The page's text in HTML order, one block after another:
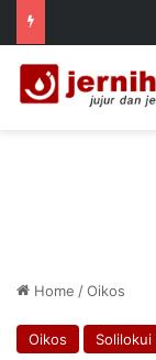
Home /Oikos
Oikos Solilokui